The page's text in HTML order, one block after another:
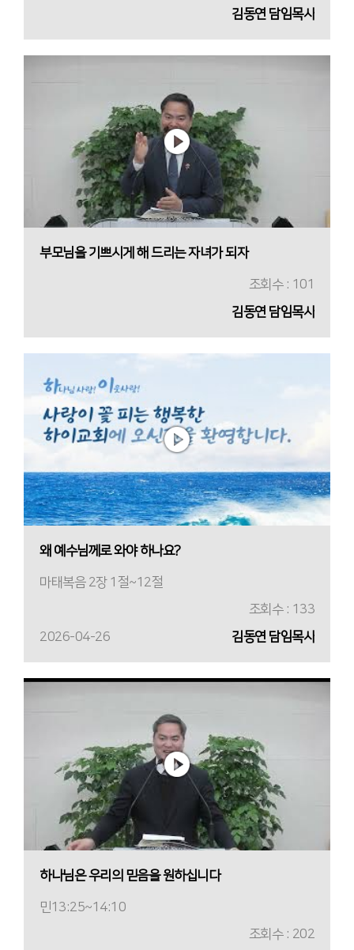
김동연 담임목사
부모님을 기쁘시게 해 드리는 자녀가 되자
조회수 : 101
김동연 담임목사
왜 예수님께로 와야 하나요?
마태복음 2장 1절~12절
조회수 : 133
2026-04-26
김동연 담임목사
하나님은 우리의 믿음을 원하십니다
민13:25~14:10
조회수 : 202